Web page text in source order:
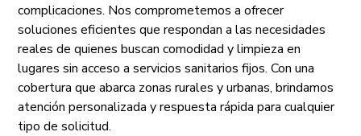
complicaciones. Nos comprometemos a ofrecer
soluciones eficientes que respondan a las necesidades
reales de quienes buscan comodidad y limpieza en
lugares sin acceso a servicios sanitarios fijos. Con una
cobertura que abarca zonas rurales y urbanas, brindamos
atención personalizada y respuesta rápida para cualquier
tipo de solicitud.